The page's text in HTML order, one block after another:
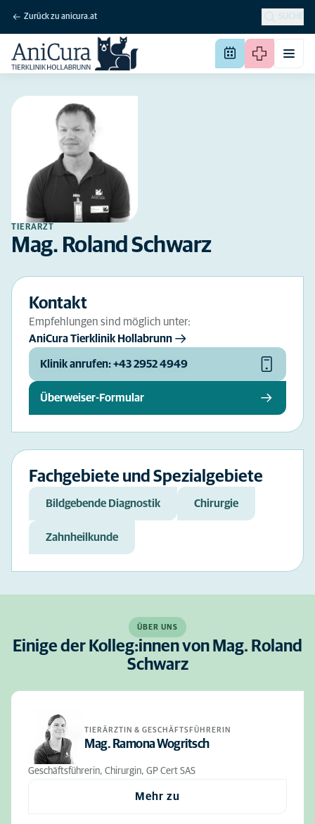
Zurück zu anicura.at SUCHE
TIERARZT
Mag. Roland Schwarz
Kontakt
Empfehlungen sind möglich unter:
AniCura Tierklinik Hollabrunn
Klinik anrufen: +43 2952 4949
Überweiser-Formular
Fachgebiete und Spezialgebiete
Bildgebende Diagnostik Chirurgie
Zahnheilkunde
ÜBER UNS
Einige der Kolleg:innen von Mag. Roland
Schwarz
TIERÄRZTIN & GESCHÄFTSFÜHRERIN
Mag. Ramona Wogritsch
Geschäftsführerin, Chirurgin, GP Cert SAS
Mehr zu